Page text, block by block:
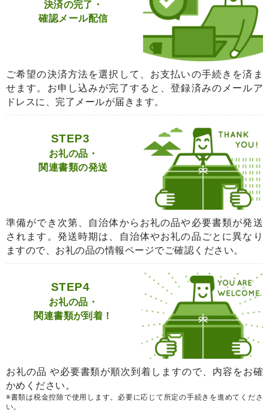
決済の完了・
確認メール配信
ご希望の決済方法を選択して、お支払いの手続きを済ま
せます。お申し込みが完了すると、登録済みのメールア
ドレスに、完了メールが届きます。
STEP3
お礼の品・
関連書類の発送
準備ができ次第、自治体からお礼の品や必要書類が発送
されます。発送時期は、自治体やお礼の品ごとに異なり
ますので、お礼の品の情報ページでご確認ください。
STEP4
お礼の品・
関連書類が到着！
お礼の品 や必要書類が順次到着しますので、内容をお確
かめください。
※書類は税金控除で使用します。必要に応じて所定の手続きを進めてくださ
い。